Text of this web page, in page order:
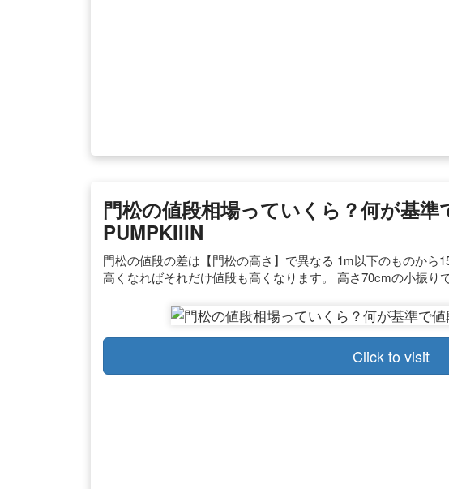
門松の値段相場っていくら？何が基
PUMPKIIIN
門松の値段の差は【門松の高さ】で異なる 1m以下のものから
高くなればそれだけ値段も高くなります。 高さ70cmの小振り
Click to visit